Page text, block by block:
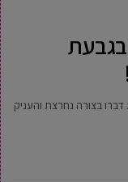
בגבעת
בצורה נחרצת והעניק